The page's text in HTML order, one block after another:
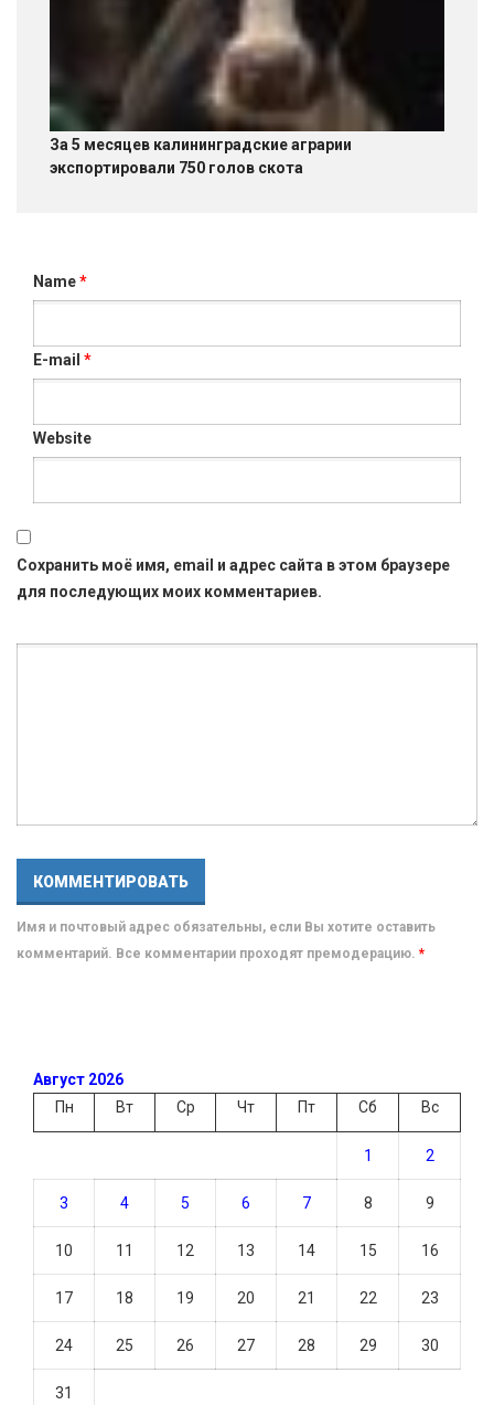
За 5 месяцев калининградские аграрии
экспортировали 750 голов скота
Name*
E-mail *
Website
Сохранить моё имя, email и адрес сайта в этом браузере
для последующих моих комментариев.
Имя и почтовый адрес обязательны, если Вы хотите оставить
комментарий. Все комментарии проходят премодерацию. *
Август 2026
Пн
Вт Ср Чт Пт Сб Вс
1 2
3 4 5 6 7 8 9
10 11 12 13 14 15 16
17 18 19 20 21 22 23
24 25 26 27 28 29 30
31